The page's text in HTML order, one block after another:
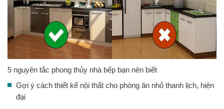
5 nguyên tắc phong thủy nhà bếp bạn nên biết
Gợi ý cách thiết kế nội thất cho phòng ăn nhỏ thanh lịch, hiện
đại